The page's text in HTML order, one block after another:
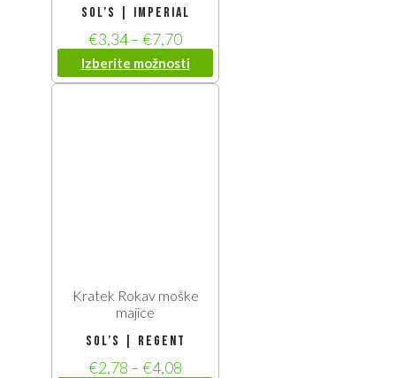
SOL’S | Imperial
€3,34–€7,70
Izberite možnosti
Kratek Rokav moške
majice
SOL’S | Regent
€2,78 –€4,08